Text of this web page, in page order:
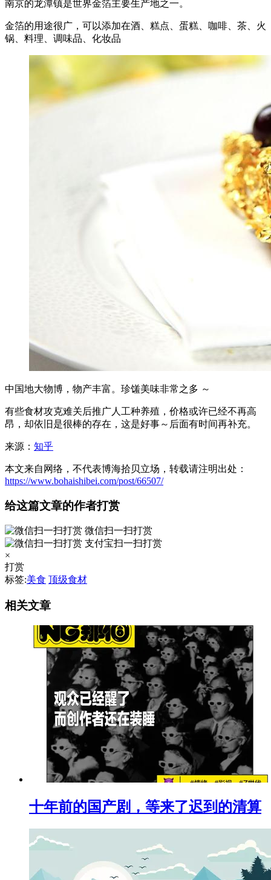
南京的龙潭镇是世界金箔主要生产地之一。
金箔的用途很广，可以添加在酒、糕点、蛋糕、咖啡、茶、火
锅、料理、调味品、化妆品
中国地大物博，物产丰富。珍馐美味非常之多 ～
有些食材攻克难关后推广人工种养殖，价格或许已经不再高
昂，却依旧是很棒的存在，这是好事～后面有时间再补充。
来源： 知乎
本文来自网络，不代表博海拾贝立场，转载请注明出处：
https://www.bohaishibei.com/post/66507/
给这篇文章的作者打赏
微信扫一扫打赏
支付宝扫一扫打赏
×
打赏
标签:美食 顶级食材
相关文章
十年前的国产剧，等来了迟到的清算